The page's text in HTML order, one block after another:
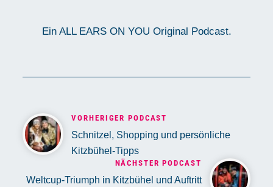
Ein ALL EARS ON YOU Original Podcast.
VORHERIGER PODCAST
Schnitzel, Shopping und persönliche
Kitzbühel-Tipps
NÄCHSTER PODCAST
Weltcup-Triumph in Kitzbühel und Auftritt